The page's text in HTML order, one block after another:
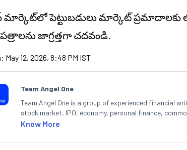
మార్కెట్‌లో పెట్టుబడులు మార్కెట్ ప్రమాదాలకు
జాగ్రత్తగా చదవండి.
May 12, 2026, 8:48 PM IST
Team Angel One
Team Angel One is a group of experienced financial
stock market, IPO, economy, personal finance,
Know More